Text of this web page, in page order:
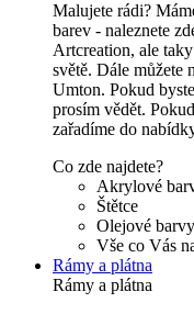
Malujete rádi?
barev - naleznete
Artcreation, ale
světě. Dále můžete
Umton. Pokud
prosím vědět.
zařadíme do
Co zde najdete?
Akrylové
Štětce
Olejové barvy
Vše co Vás
Rámy a plátna
Rámy a plátna